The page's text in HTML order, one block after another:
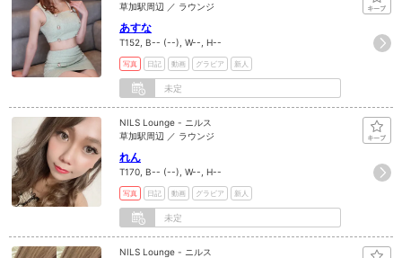
草加駅周辺 ／ ラウンジ
あすな
T152, B-- (--), W--, H--
写真 日記 動画 グラビア 新人
未定
NILS Lounge - ニルス
草加駅周辺 ／ ラウンジ
れん
T170, B-- (--), W--, H--
写真 日記 動画 グラビア 新人
未定
NILS Lounge - ニルス